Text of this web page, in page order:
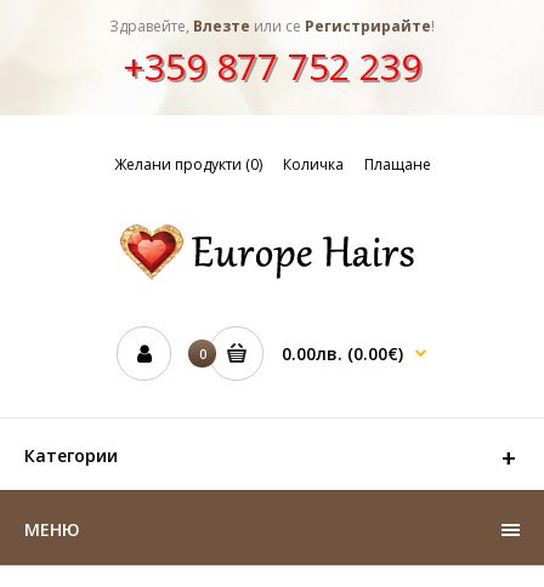
Здравейте, Влезте или се Регистрирайте!
+359 877 752 239
Желани продукти (0) Количка Плащане
0 0.00лв. (0.00€)
Категории
МЕНЮ